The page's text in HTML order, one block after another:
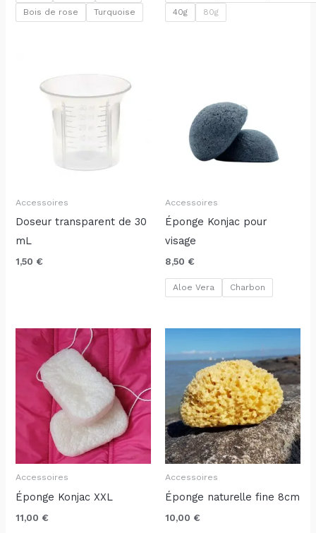
Bois de rose
Turquoise
40g
80g
Accessoires
Doseur transparent de 30
mL
1,50 €
Accessoires
Éponge Konjac pour
visage
8,50 €
Aloe Vera Charbon
Accessoires
Éponge Konjac XXL
11,00 €
Accessoires
Éponge naturelle fine 8cm
10,00 €